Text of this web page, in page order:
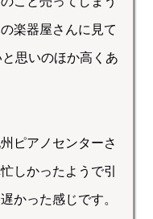
楽器屋さんに見て
思いのほか高くあ
ピアノセンターさ
しかったようで引
かった感じです。